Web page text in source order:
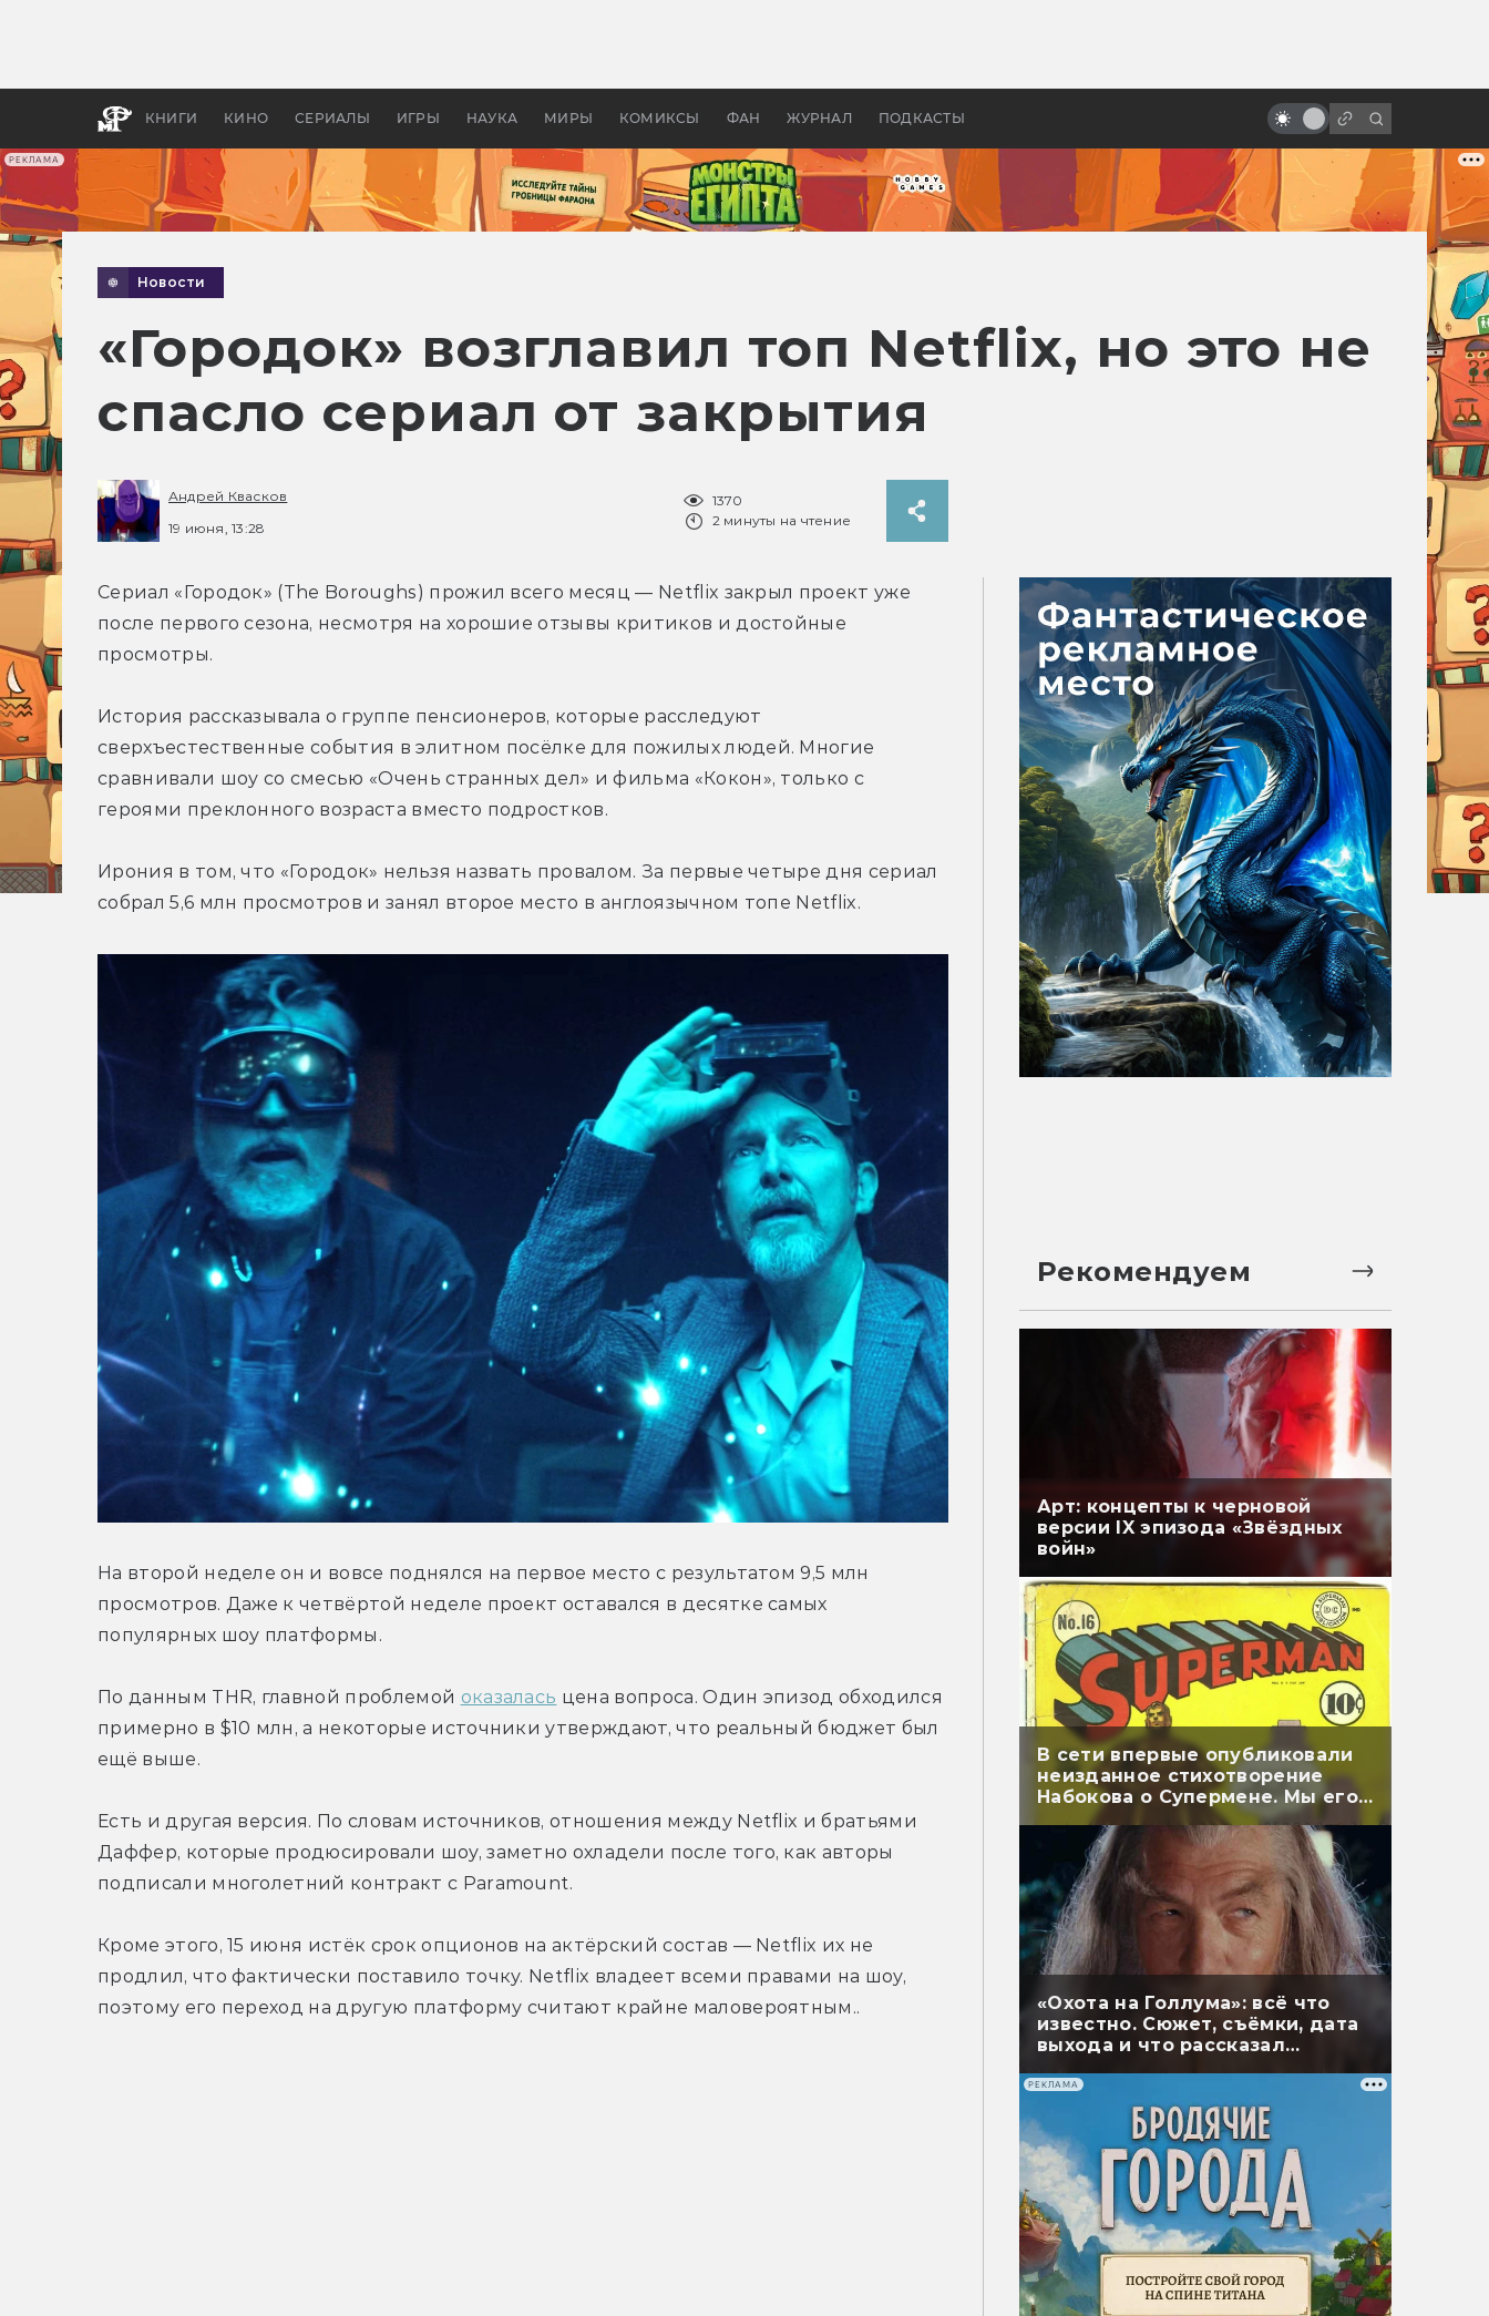
РЕКЛАМА
КНИГИ КИНО СЕРИАЛЫ ИГРЫ НАУКА МИРЫ КОМИКСЫ ФАН ЖУРНАЛ ПОДКАСТЫ
апокалипсис, в России —
бы «Властелина колец»
фанатов и от врагов
Новости
«Городок» возглавил топ Netflix, но это не
спасло сериал от закрытия
Андрей Квасков
19 июня, 13:28
1370
2 минуты на чтение
Сериал «Городок» (The Boroughs) прожил всего месяц — Netflix закрыл проект уже
после первого сезона, несмотря на хорошие отзывы критиков и достойные
просмотры.
История рассказывала о группе пенсионеров, которые расследуют
сверхъестественные события в элитном посёлке для пожилых людей. Многие
сравнивали шоу со смесью «Очень странных дел» и фильма «Кокон», только с
героями преклонного возраста вместо подростков.
Ирония в том, что «Городок» нельзя назвать провалом. За первые четыре дня сериал
собрал 5,6 млн просмотров и занял второе место в англоязычном топе Netflix.
На второй неделе он и вовсе поднялся на первое место с результатом 9,5 млн
просмотров. Даже к четвёртой неделе проект оставался в десятке самых
популярных шоу платформы.
По данным THR, главной проблемой оказалась цена вопроса. Один эпизод обходился
примерно в $10 млн, а некоторые источники утверждают, что реальный бюджет был
ещё выше.
Есть и другая версия. По словам источников, отношения между Netflix и братьями
Даффер, которые продюсировали шоу, заметно охладели после того, как авторы
подписали многолетний контракт с Paramount⁠.
Кроме этого, 15 июня истёк срок опционов на актёрский состав — Netflix их не
продлил, что фактически поставило точку. Netflix владеет всеми правами на шоу,
поэтому его переход на другую платформу считают крайне маловероятным..
Рекомендуем
Арт: концепты к черновой
версии IX эпизода «Звёздных
войн»
В сети впервые опубликовали
неизданное стихотворение
Набокова о Супермене. Мы его
перевели
«Охота на Голлума»: всё что
известно. Сюжет, съёмки, дата
выхода и что рассказал
РЕКЛАМА